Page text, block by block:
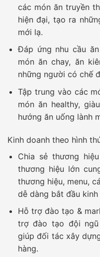
các món ăn truyền
hiện đại, tạo ra
mới lạ.
Đáp ứng nhu cầu
món ăn chay, ăn
những người có chế
Tập trung vào các
món ăn healthy,
hướng ăn uống lành
Kinh doanh theo hình
Chia sẻ thương
thương hiệu lớn
thương hiệu, menu,
dễ dàng bắt đầu kinh
Hỗ trợ đào tạo &
trợ đào tạo đội ngũ
giúp đối tác xây
hàng.